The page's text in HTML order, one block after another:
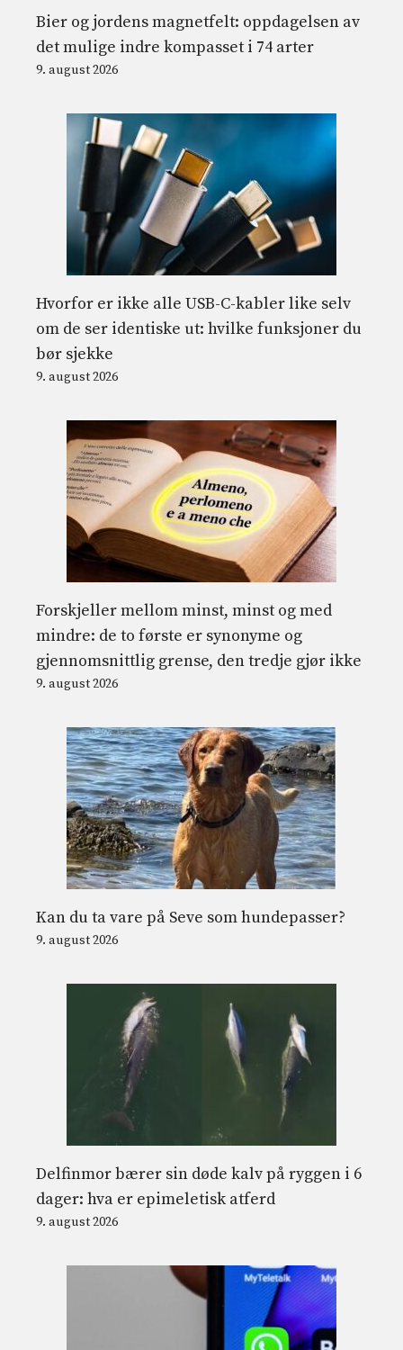
Bier og jordens magnetfelt: oppdagelsen av
det mulige indre kompasset i 74 arter
9. august 2026
Hvorfor er ikke alle USB-C-kabler like selv
om de ser identiske ut: hvilke funksjoner du
bør sjekke
9. august 2026
Forskjeller mellom minst, minst og med
mindre: de to første er synonyme og
gjennomsnittlig grense, den tredje gjør ikke
9. august 2026
Kan du ta vare på Seve som hundepasser?
9. august 2026
Delfinmor bærer sin døde kalv på ryggen i 6
dager: hva er epimeletisk atferd
9. august 2026